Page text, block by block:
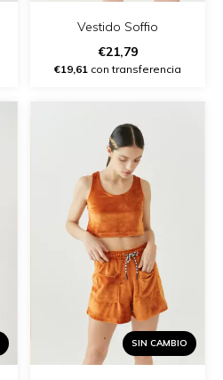
Vestido Soffio
€21,79
€19,61 con transferencia
SIN CAMBIO